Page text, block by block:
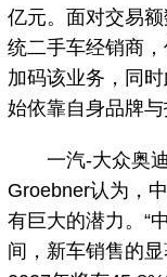
亿元。面对交易
统二手车经销商
加码该业务，同
始依靠自身品牌
一汽-大众奥迪
Groebner认为，
有巨大的潜力。“
间，新车销售的